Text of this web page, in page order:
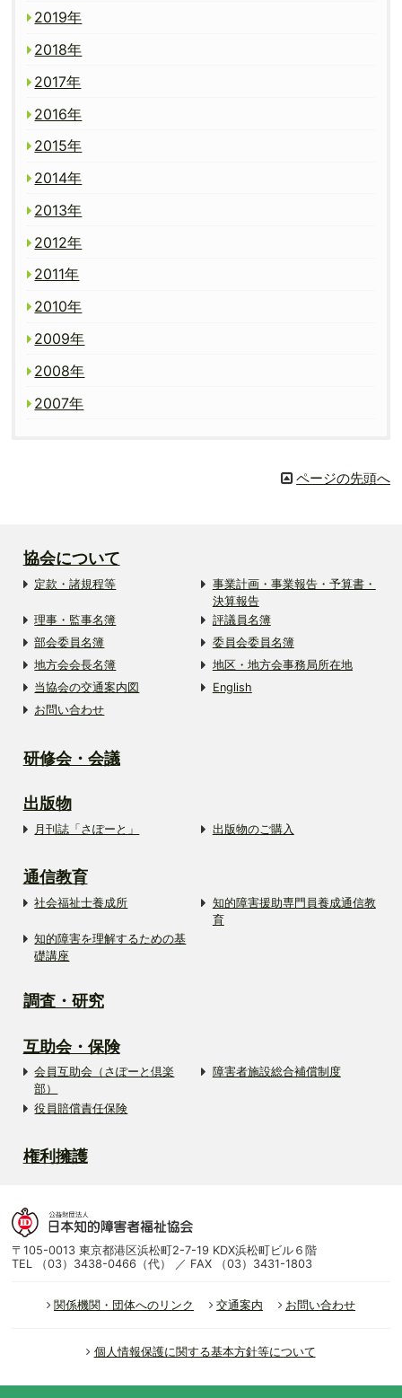
2019年
2018年
2017年
2016年
2015年
2014年
2013年
2012年
2011年
2010年
2009年
2008年
2007年
ページの先頭へ
協会について
定款・諸規程等
事業計画・事業報告・予算書・
決算報告
理事・監事名簿
評議員名簿
部会委員名簿
委員会委員名簿
地方会会長名簿
地区・地方会事務局所在地
当協会の交通案内図
English
お問い合わせ
研修会・会議
出版物
月刊誌「さぽーと」 出版物のご購入
通信教育
社会福祉士養成所
知的障害援助専門員養成通信教
育
知的障害を理解するための基
礎講座
調査・研究
互助会・保険
会員互助会（さぽーと倶楽
部）
障害者施設総合補償制度
役員賠償責任保険
権利擁護
〒105-0013 東京都港区浜松町2-7-19 KDX浜松町ビル６階
TEL （03）3438-0466（代） ／ FAX （03）3431-1803
関係機関・団体へのリンク 交通案内 お問い合わせ
個人情報保護に関する基本方針等について